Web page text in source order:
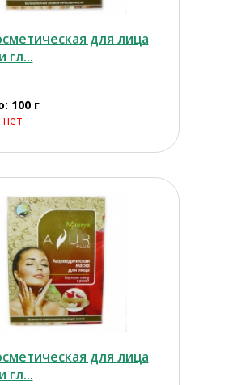
для лица
гл...
100 г
для лица
гл...